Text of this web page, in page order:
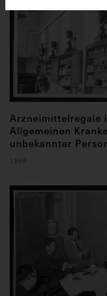
Arzneimittelregale
Allgemeinen
unbekannter
1966